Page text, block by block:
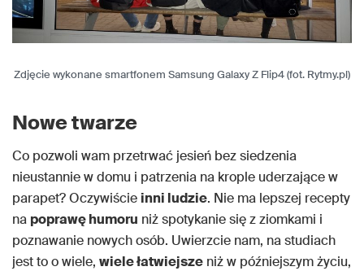
Zdjęcie wykonane smartfonem Samsung Galaxy Z Flip4 (fot. Rytmy.pl)
Nowe twarze
Co pozwoli wam przetrwać jesień bez siedzenia
nieustannie w domu i patrzenia na krople uderzające w
parapet? Oczywiście inni ludzie. Nie ma lepszej recepty
na poprawę humoru niż spotykanie się z ziomkami i
poznawanie nowych osób. Uwierzcie nam, na studiach
jest to o wiele, wiele łatwiejsze niż w późniejszym życiu,